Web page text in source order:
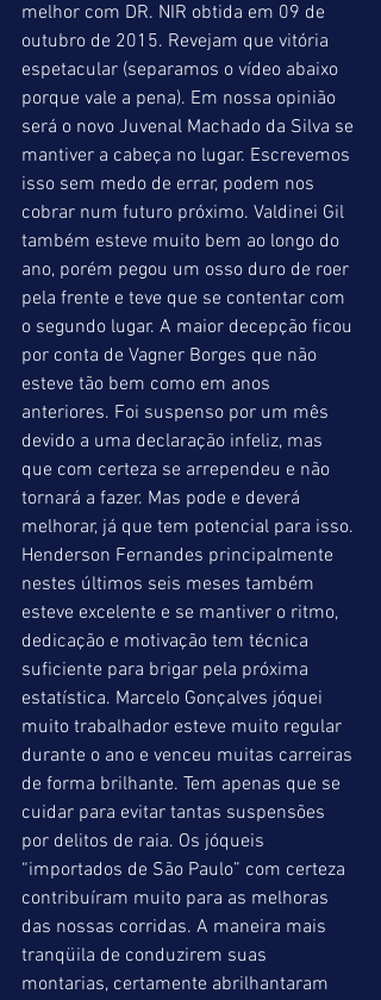
melhor com DR. NIR obtida em 09 de
outubro de 2015. Revejam que vitória
espetacular (separamos o vídeo abaixo
porque vale a pena). Em nossa opinião
será o novo Juvenal Machado da Silva se
mantiver a cabeça no lugar. Escrevemos
isso sem medo de errar, podem nos
cobrar num futuro próximo. Valdinei Gil
também esteve muito bem ao longo do
ano, porém pegou um osso duro de roer
pela frente e teve que se contentar com
o segundo lugar. A maior decepção ficou
por conta de Vagner Borges que não
esteve tão bem como em anos
anteriores. Foi suspenso por um mês
devido a uma declaração infeliz, mas
que com certeza se arrependeu e não
tornará a fazer. Mas pode e deverá
melhorar, já que tem potencial para isso.
Henderson Fernandes principalmente
nestes últimos seis meses também
esteve excelente e se mantiver o ritmo,
dedicação e motivação tem técnica
suficiente para brigar pela próxima
estatística. Marcelo Gonçalves jóquei
muito trabalhador esteve muito regular
durante o ano e venceu muitas carreiras
de forma brilhante. Tem apenas que se
cuidar para evitar tantas suspensões
por delitos de raia. Os jóqueis
“importados de São Paulo” com certeza
contribuíram muito para as melhoras
das nossas corridas. A maneira mais
tranqüila de conduzirem suas
montarias, certamente abrilhantaram